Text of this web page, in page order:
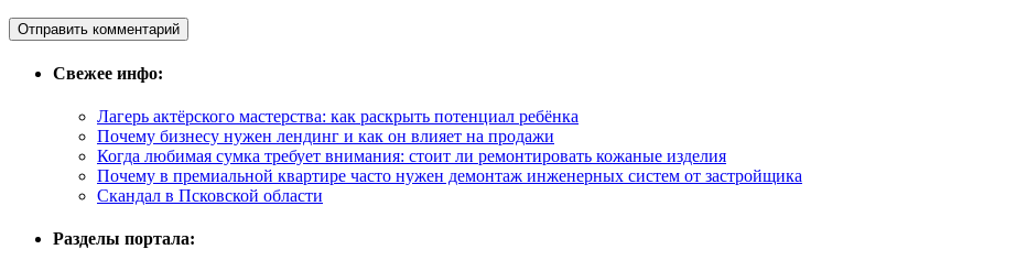
Свежее инфо:
Лагерь актёрского мастерства: как раскрыть потенциал ребёнка
Почему бизнесу нужен лендинг и как он влияет на продажи
Когда любимая сумка требует внимания: стоит ли ремонтировать кожаные изделия
Почему в премиальной квартире часто нужен демонтаж инженерных систем от застройщика
Скандал в Псковской области
Разделы портала: